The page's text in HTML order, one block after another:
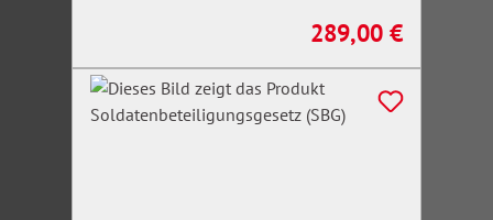
Regulärer Preis:
289,00 €